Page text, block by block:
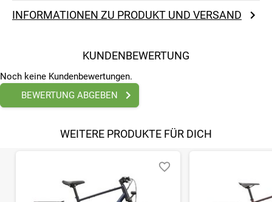
INFORMATIONEN ZU PRODUKT UND VERSAND
KUNDENBEWERTUNG
Noch keine Kundenbewertungen.
BEWERTUNG ABGEBEN
WEITERE PRODUKTE FÜR DICH